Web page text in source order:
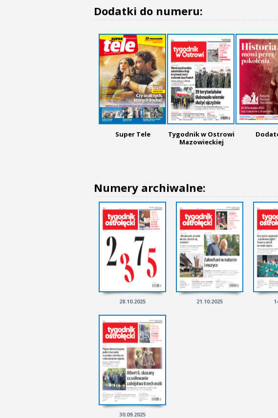
Dodatki do numeru:
Super Tele
Tygodnik w Ostrowi
Mazowieckiej
Numery archiwalne:
28.10.2025 21.10.2025
30.09.2025